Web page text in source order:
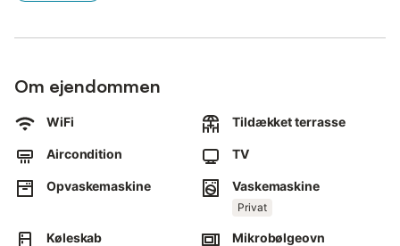
En høj stol og en barneseng er tilgængelig mod gebyr.
med havemøbler og en åben terrasse.
ligesom det nærmeste supermarked.
m).
minutter til fods eller på 20 minutter med offentlig transport (1,3
km).
Málaga-Costa del Sol Lufthavn ligger 25 minutter væk i bil (10
km) eller på 45 minutter med offentlig transport.
Kæledyr er ikke tilladt.
Om ejendommen
WiFi Tildækket terrasse
Aircondition TV
Opvaskemaskine Vaskemaskine
Privat
Køleskab Mikrobølgeovn